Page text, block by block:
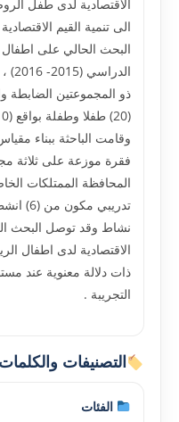
الاقتصادية لدى طفل
الى تنمية القيم
البحث الحالي على اطفال
ذو المجموعتين الضابطة
فقرة موزعة على ثلاثة
المحافظة الممتلكات
التجريبة .
التصنيفات
الفئات